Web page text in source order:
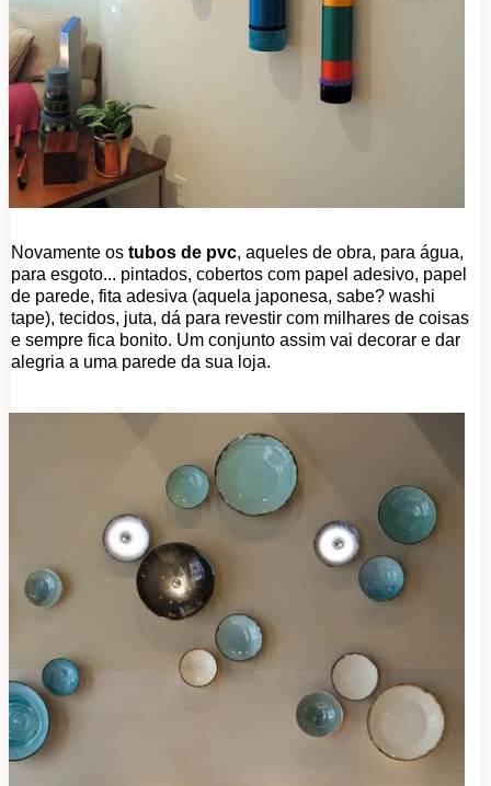
Novamente os tubos de pvc, aqueles de obra, para água,
para esgoto... pintados, cobertos com papel adesivo, papel
de parede, fita adesiva (aquela japonesa, sabe? washi
tape), tecidos, juta, dá para revestir com milhares de coisas
e sempre fica bonito. Um conjunto assim vai decorar e dar
alegria a uma parede da sua loja.